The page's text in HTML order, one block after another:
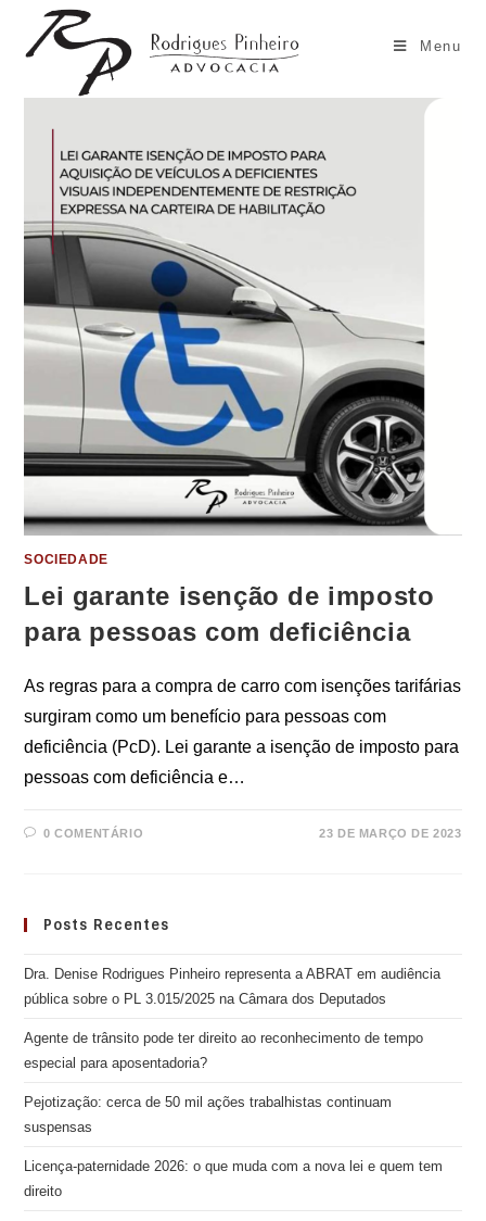
Menu
SOCIEDADE
Lei garante isenção de imposto
para pessoas com deficiência
As regras para a compra de carro com isenções tarifárias
surgiram como um benefício para pessoas com
deficiência (PcD). Lei garante a isenção de imposto para
pessoas com deficiência e…
0 COMENTÁRIO 23 DE MARÇO DE 2023
Posts Recentes
Dra. Denise Rodrigues Pinheiro representa a ABRAT em audiência
pública sobre o PL 3.015/2025 na Câmara dos Deputados
Agente de trânsito pode ter direito ao reconhecimento de tempo
especial para aposentadoria?
Pejotização: cerca de 50 mil ações trabalhistas continuam
suspensas
Licença-paternidade 2026: o que muda com a nova lei e quem tem
direito